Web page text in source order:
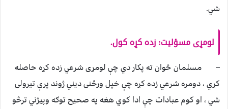
شي.
لومړی مسؤلیت: زده کړه کول.
– مسلمان ځوان ته پکار دي چې لومړی شرعي زده کړه حاصله
کړي ، دومره شرعي زده کړه چې خپل ورځنی ديني ژوند پرې تیرولی
شي ، او کوم عبادات چې ادا کوي هغه په صحیح توګه وپیژني ترڅو